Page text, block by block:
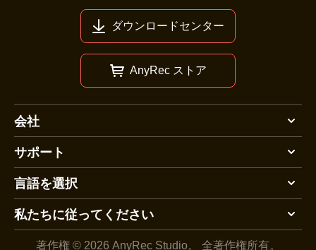
ダウンロードセンター
AnyRec ストア
会社
サポート
言語を選択
私たちに従ってください
著作権 © 2026 AnyRec Studio。 全著作権所有。